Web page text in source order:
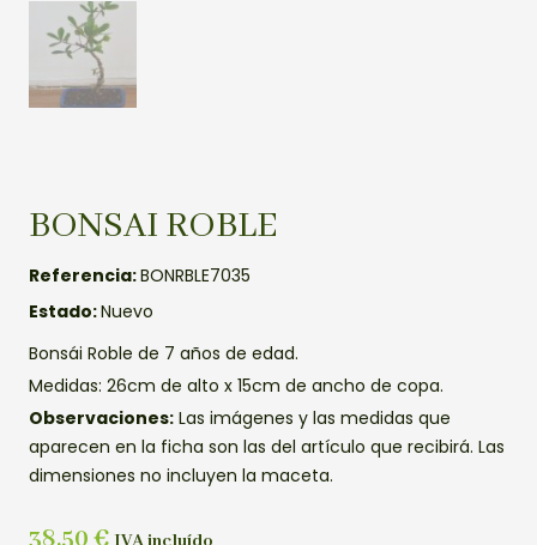
BONSAI ROBLE
Referencia:BONRBLE7035
Estado:Nuevo
Bonsái Roble de 7 años de edad.
Medidas: 26cm de alto x 15cm de ancho de copa.
Observaciones: Las imágenes y las medidas que
aparecen en la ficha son las del artículo que recibirá. Las
dimensiones no incluyen la maceta.